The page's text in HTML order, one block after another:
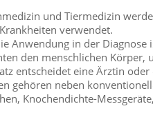
und Tiermedizin
verwendet.
Anwendung in der
den menschlichen
entscheidet eine Ärztin
gehören neben
Knochendichte-